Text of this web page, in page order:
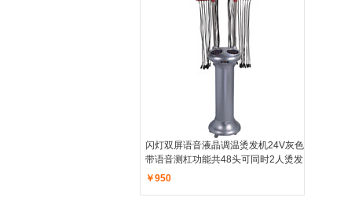
闪灯双屏语音液晶调温烫发机24V灰色
带语音测杠功能共48头可同时2人烫发
￥950